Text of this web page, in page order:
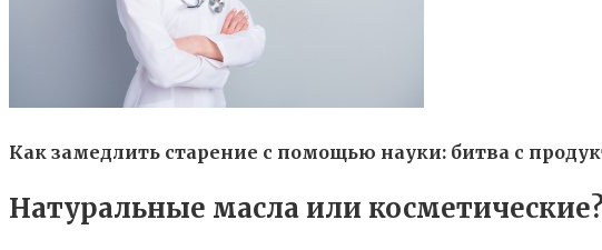
Как замедлить старение с помощью науки: битва с
Натуральные масла или